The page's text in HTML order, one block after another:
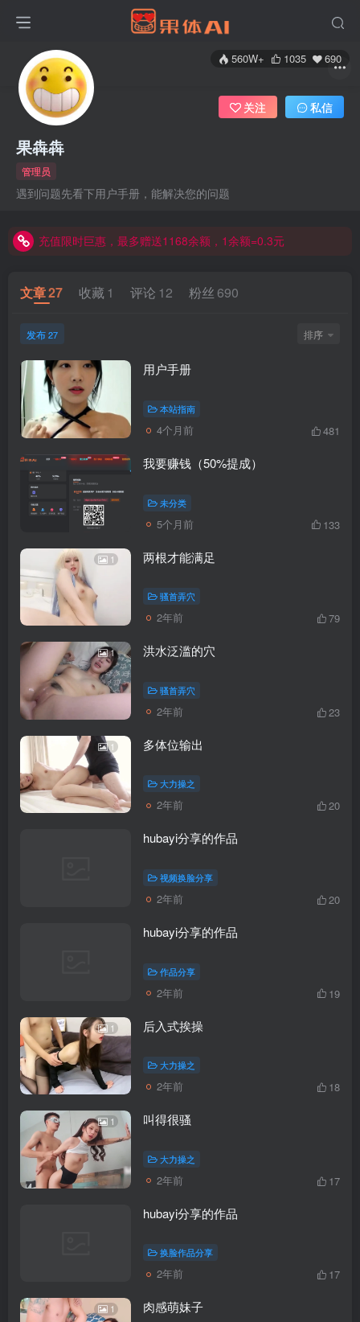
560W+ 1035 690
果犇犇
管理员
遇到问题先看下用户手册，能解决您的问题
关注 私信
充值限时巨惠，最多赠送1168余额，1余额=0.3元
充值限时巨惠，最多赠送1168余额，1余额=0.3元
文章27 收藏 1 评论 12 粉丝 690
发布 27 排序
用户手册
本站指南
4个月前 481
我要赚钱（50%提成）
未分类
5个月前 133
1 两根才能满足
骚首弄穴
2年前 79
1 洪水泛滥的穴
骚首弄穴
2年前 23
1 多体位输出
大力操之
2年前 20
hubayi分享的作品
视频换脸分享
2年前 20
hubayi分享的作品
作品分享
2年前 19
1 后入式挨操
大力操之
2年前 18
1 叫得很骚
大力操之
2年前 17
hubayi分享的作品
换脸作品分享
2年前 17
1 肉感萌妹子